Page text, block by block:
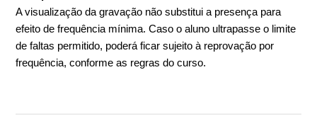
A visualização da gravação não substitui a presença para
efeito de frequência mínima. Caso o aluno ultrapasse o limite
de faltas permitido, poderá ficar sujeito à reprovação por
frequência, conforme as regras do curso.